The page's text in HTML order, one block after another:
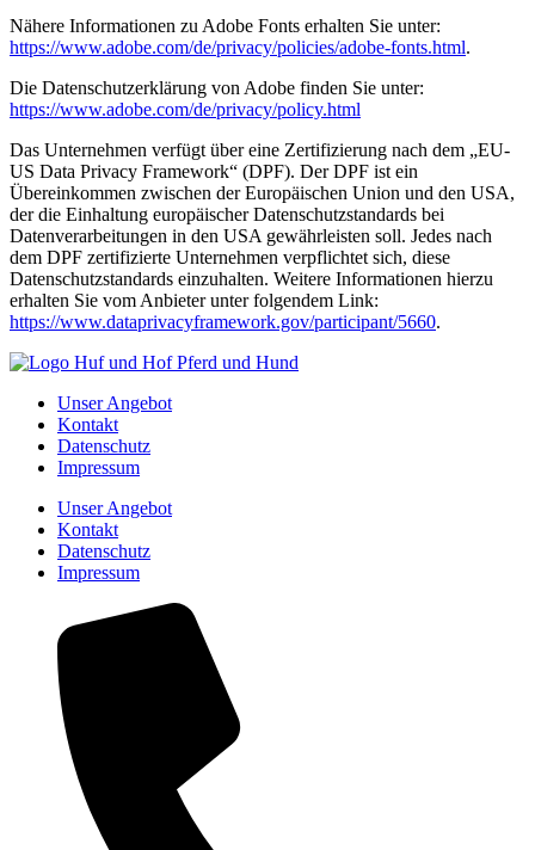
Nähere Informationen zu Adobe Fonts erhalten Sie unter:
https://www.adobe.com/de/privacy/policies/adobe-fonts.html.
Die Datenschutzerklärung von Adobe finden Sie unter:
https://www.adobe.com/de/privacy/policy.html
Das Unternehmen verfügt über eine Zertifizierung nach dem „EU-
US Data Privacy Framework“ (DPF). Der DPF ist ein
Übereinkommen zwischen der Europäischen Union und den USA,
der die Einhaltung europäischer Datenschutzstandards bei
Datenverarbeitungen in den USA gewährleisten soll. Jedes nach
dem DPF zertifizierte Unternehmen verpflichtet sich, diese
Datenschutzstandards einzuhalten. Weitere Informationen hierzu
erhalten Sie vom Anbieter unter folgendem Link:
https://www.dataprivacyframework.gov/participant/5660.
Unser Angebot
Kontakt
Datenschutz
Impressum
Unser Angebot
Kontakt
Datenschutz
Impressum